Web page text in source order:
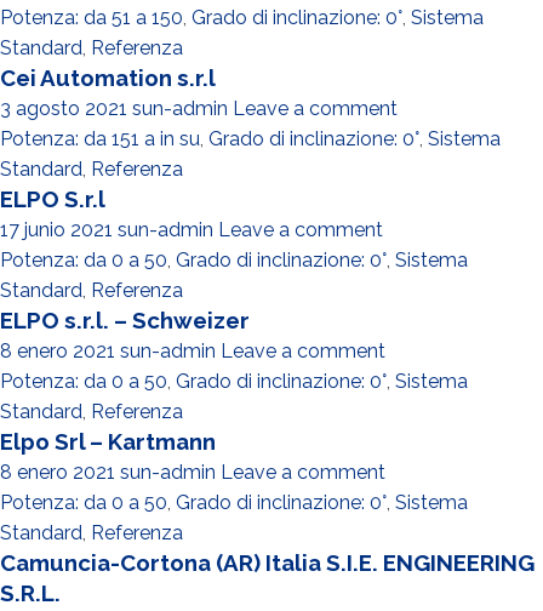
Potenza: da 51 a 150, Grado di inclinazione: 0°, Sistema
Standard, Referenza
Cei Automation s.r.l
3 agosto 2021 sun-admin Leave a comment
Potenza: da 151 a in su, Grado di inclinazione: 0°, Sistema
Standard, Referenza
ELPO S.r.l
17 junio 2021 sun-admin Leave a comment
Potenza: da 0 a 50, Grado di inclinazione: 0°, Sistema
Standard, Referenza
ELPO s.r.l. – Schweizer
8 enero 2021 sun-admin Leave a comment
Potenza: da 0 a 50, Grado di inclinazione: 0°, Sistema
Standard, Referenza
Elpo Srl – Kartmann
8 enero 2021 sun-admin Leave a comment
Potenza: da 0 a 50, Grado di inclinazione: 0°, Sistema
Standard, Referenza
Camuncia-Cortona (AR) Italia S.I.E. ENGINEERING
S.R.L.